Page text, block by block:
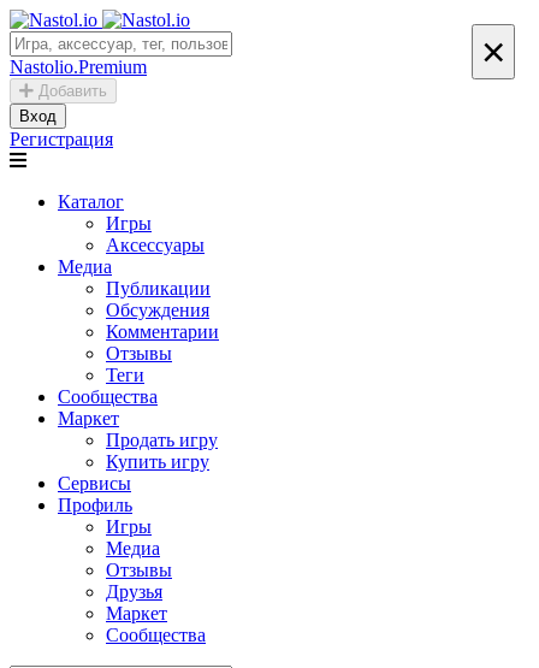
Nastolio.Premium
Добавить
Вход
Регистрация
Каталог
Игры
Аксессуары
Медиа
Публикации
Обсуждения
Комментарии
Отзывы
Теги
Сообщества
Маркет
Продать игру
Купить игру
Сервисы
Профиль
Игры
Медиа
Отзывы
Друзья
Маркет
Сообщества
×